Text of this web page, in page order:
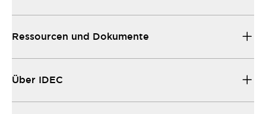
Ressourcen und Dokumente
Über IDEC